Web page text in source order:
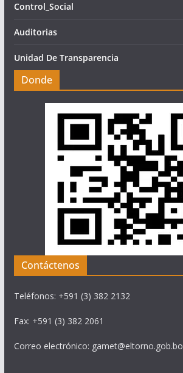
Control_Social
Auditorias
Unidad De Transparencia
Donde
Contáctenos
Teléfonos: +591 (3) 382 2132
Fax: +591 (3) 382 2061
Correo electrónico: gamet@eltorno.gob.bo